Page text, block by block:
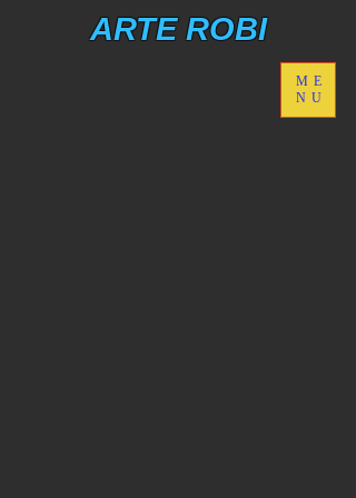
ME
NU
ARTE ROBI